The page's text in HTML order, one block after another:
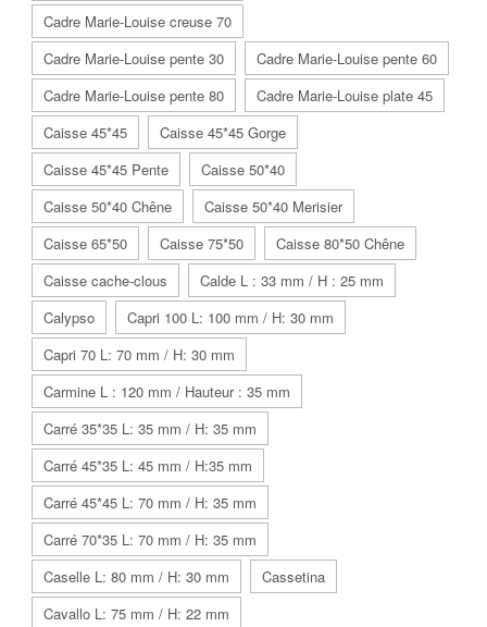
Cadre Marie-Louise creuse 70
Cadre Marie-Louise pente 30
Cadre Marie-Louise pente 60
Cadre Marie-Louise pente 80
Cadre Marie-Louise plate 45
Caisse 45*45
Caisse 45*45 Gorge
Caisse 45*45 Pente
Caisse 50*40
Caisse 50*40 Chêne
Caisse 50*40 Merisier
Caisse 65*50
Caisse 75*50
Caisse 80*50 Chêne
Caisse cache-clous
Calde L : 33 mm / H : 25 mm
Calypso
Capri 100 L: 100 mm / H: 30 mm
Capri 70 L: 70 mm / H: 30 mm
Carmine L : 120 mm / Hauteur : 35 mm
Carré 35*35 L: 35 mm / H: 35 mm
Carré 45*35 L: 45 mm / H:35 mm
Carré 45*45 L: 70 mm / H: 35 mm
Carré 70*35 L: 70 mm / H: 35 mm
Caselle L: 80 mm / H: 30 mm
Cassetina
Cavallo L: 75 mm / H: 22 mm